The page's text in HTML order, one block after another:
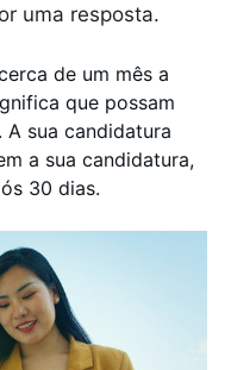
uma resposta.
de um mês a
que possam
sua candidatura
a sua candidatura,
30 dias.